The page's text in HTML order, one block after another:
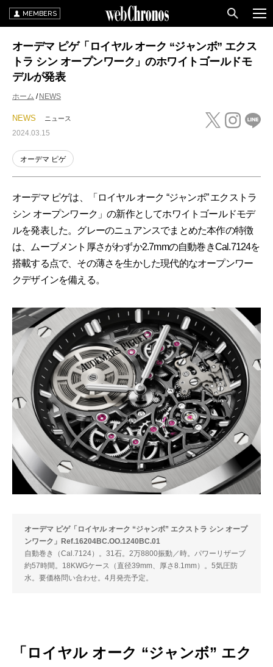
MEMBERS
オーデマ ピゲ「ロイヤル オーク “ジャンボ” エクス
トラ シン オープンワーク」のホワイトゴールドモ
デルが発表
ホーム NEWS
NEWS ニュース
2024.03.15
オーデマ ピゲ
オーデマ ピゲは、「ロイヤル オーク “ジャンボ” エクストラ
シン オープンワーク」の新作としてホワイトゴールドモデ
ルを発表した。グレーのニュアンスでまとめた本作の特徴
は、ムーブメント厚さがわずか2.7mmの自動巻きCal.7124を
搭載する点で、その薄さを生かした現代的なオープンワー
クデザインを備える。
オーデマ ピゲ「ロイヤル オーク “ジャンボ” エクストラ シン オープ
ンワーク」Ref.16204BC.OO.1240BC.01
自動巻き（Cal.7124）。31石。2万8800振動／時。パワーリザーブ
約57時間。18KWGケース（直径39mm、厚さ8.1mm）。5気圧防
水。要価格問い合わせ。4月発売予定。
「ロイヤル オーク “ジャンボ” エク